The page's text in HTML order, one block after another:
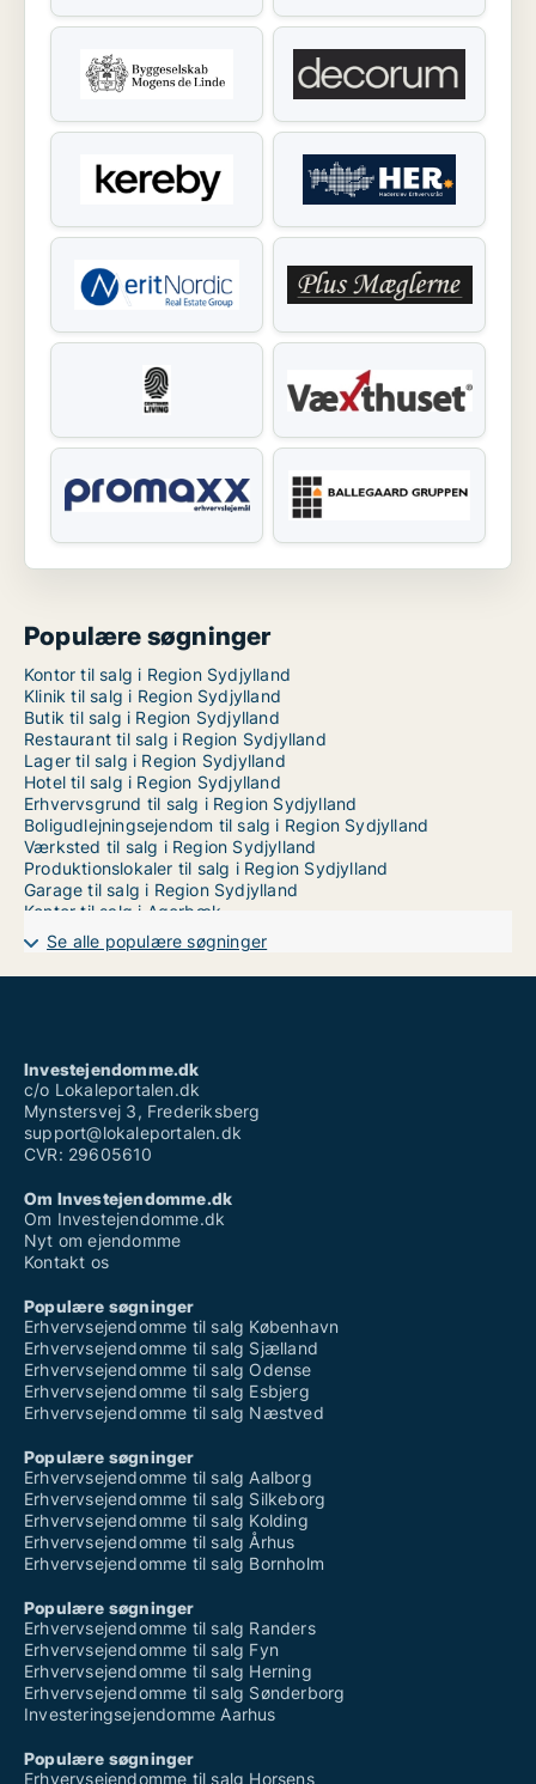
Populære søgninger
Kontor til salg i Region Sydjylland
Klinik til salg i Region Sydjylland
Butik til salg i Region Sydjylland
Restaurant til salg i Region Sydjylland
Lager til salg i Region Sydjylland
Hotel til salg i Region Sydjylland
Erhvervsgrund til salg i Region Sydjylland
Boligudlejningsejendom til salg i Region Sydjylland
Værksted til salg i Region Sydjylland
Produktionslokaler til salg i Region Sydjylland
Garage til salg i Region Sydjylland
Kontor til salg i Agerbæk
Kontor til salg i Agerskov
Kontor til salg i Almind
Kontor til salg i Ansager
Kontor til salg i Billund
Kontor til salg i Bjert
Kontor til salg i Blåvand
Kontor til salg i Bolderslev
Kontor til salg i Bramming
Kontor til salg i Branderup J
Kontor til salg i Bredebro
Kontor til salg i Bredsten
Kontor til salg i Broager
Kontor til salg i Bylderup-Bov
Kontor til salg i Bække
Kontor til salg i Børkop
Kontor til salg i Christiansfeld
Kontor til salg i Egernsund
Kontor til salg i Egtved
Kontor til salg i Ejstrupholm
Kontor til salg i Esbjerg Centrum
Kontor til salg i Esbjerg N
Kontor til salg i Esbjerg V
Kontor til salg i Esbjerg Ø
Kontor til salg i Fanø
Kontor til salg i Fredericia
Kontor til salg i Føvling
Kontor til salg i Gadbjerg
Kontor til salg i Gesten
Kontor til salg i Give
Kontor til salg i Glejbjerg
Kontor til salg i Gram
Kontor til salg i Gredstedbro
Kontor til salg i Grindsted
Kontor til salg i Gråsten
Kontor til salg i Gørding
Se alle populære søgninger
Investejendomme.dk
c/o Lokaleportalen.dk
Mynstersvej 3, Frederiksberg
support@lokaleportalen.dk
CVR: 29605610
Om Investejendomme.dk
Om Investejendomme.dk
Nyt om ejendomme
Kontakt os
Populære søgninger
Erhvervsejendomme til salg København
Erhvervsejendomme til salg Sjælland
Erhvervsejendomme til salg Odense
Erhvervsejendomme til salg Esbjerg
Erhvervsejendomme til salg Næstved
Populære søgninger
Erhvervsejendomme til salg Aalborg
Erhvervsejendomme til salg Silkeborg
Erhvervsejendomme til salg Kolding
Erhvervsejendomme til salg Århus
Erhvervsejendomme til salg Bornholm
Populære søgninger
Erhvervsejendomme til salg Randers
Erhvervsejendomme til salg Fyn
Erhvervsejendomme til salg Herning
Erhvervsejendomme til salg Sønderborg
Investeringsejendomme Aarhus
Populære søgninger
Erhvervsejendomme til salg Horsens